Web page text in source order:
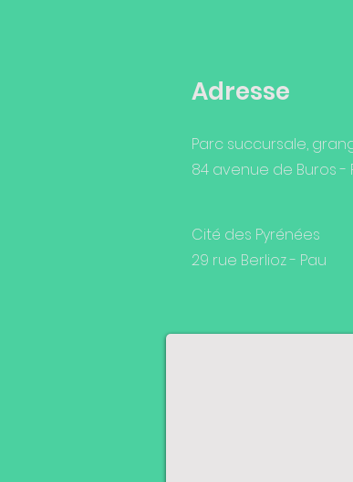
Adresse
Parc succursale,
84 avenue de Buros -
Cité des Pyrénées
29 rue Berlioz - Pau